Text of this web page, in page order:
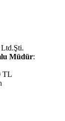
Ltd.Şti.
Müdür:
TL